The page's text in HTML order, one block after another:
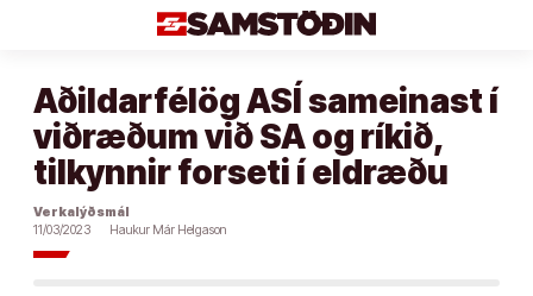
Aðildarfélög ASÍ sameinast í
viðræðum við SA og ríkið,
tilkynnir forseti í eldræðu
Verkalýðsmál
11/03/2023
Haukur Már Helgason